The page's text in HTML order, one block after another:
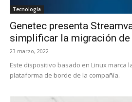
Tecnología
Genetec presenta
simplificar la migración de
23 marzo, 2022
Este dispositivo basado en Linux marca
plataforma de borde de la compañía.